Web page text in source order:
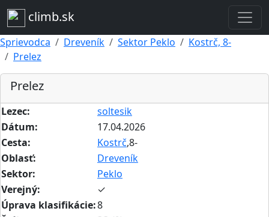
climb.sk
Sprievodca Dreveník Sektor Peklo
Kostrč, 8-
Prelez
Prelez
Lezec:
soltesik
Dátum:
17.04.2026
Cesta:
Kostrč,8-
Oblasť:
Dreveník
Sektor:
Peklo
Verejný:
✓
Úprava klasifikácie:8